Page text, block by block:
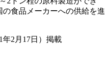
食品メーカーへの供給を進
2月17日）掲載